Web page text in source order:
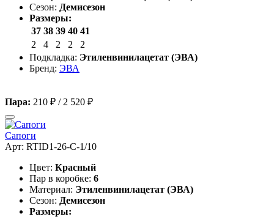
Сезон: Демисезон
Размеры:
37 38 39 40 41
2
4 2 2
2
Подкладка: Этиленвинилацетат (ЭВА)
Бренд: ЭВА
Пара: 210 ₽ / 2 520 ₽
Сапоги
Арт: RTID1-26-C-1/10
Цвет: Красный
Пар в коробке: 6
Материал: Этиленвинилацетат (ЭВА)
Сезон: Демисезон
Размеры: